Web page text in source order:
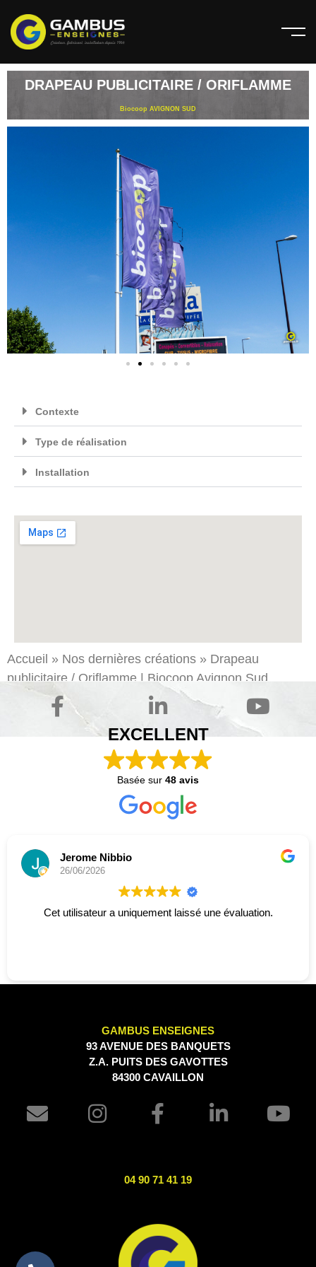
DRAPEAU PUBLICITAIRE / ORIFLAMME
Biocoop AVIGNON SUD
Contexte
Type de réalisation
Installation
Accueil » Nos dernières créations » Drapeau
publicitaire / Oriflamme | Biocoop Avignon Sud
EXCELLENT
Basée sur 48 avis
Jerome Nibbio
26/06/2026
Cet utilisateur a uniquement laissé une évaluation.
GAMBUS ENSEIGNES
93 AVENUE DES BANQUETS
Z.A. PUITS DES GAVOTTES
84300 CAVAILLON
04 90 71 41 19